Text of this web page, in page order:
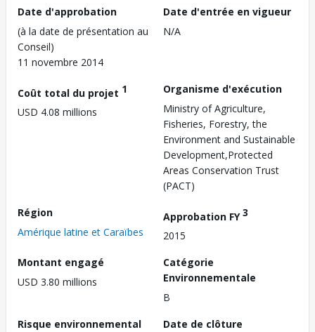
Date d'approbation
(à la date de présentation au
Conseil)
11 novembre 2014
Date d'entrée en vigueur
N/A
Coût total du projet 1
USD 4.08 millions
Organisme d'exécution
Ministry of Agriculture,
Fisheries, Forestry, the
Environment and Sustainable
Development,Protected
Areas Conservation Trust
(PACT)
Région
Amérique latine et Caraïbes
Approbation FY3
2015
Montant engagé
USD 3.80 millions
Catégorie
Environnementale
B
Risque environnemental
Date de clôture